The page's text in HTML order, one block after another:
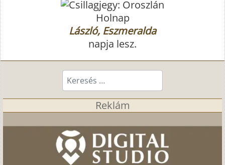
Holnap
László, Eszmeralda
napja lesz.
Keresés...
Reklám